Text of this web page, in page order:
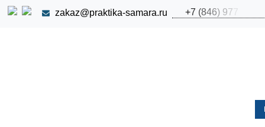
zakaz@praktika-samara.ru +7 (846) 977